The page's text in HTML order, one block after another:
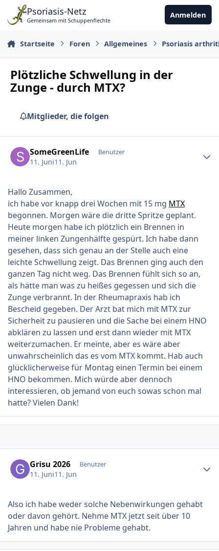
Zu Inhalt springen
Psoriasis-Netz
Gemeinsam mit Schuppenflechte
Anmelden
Startseite Foren Allgemeines Psoriasis
Plötzliche Schwellung in der
Zunge - durch MTX?
Mitglieder, die folgen
SomeGreenLife Benutzer
11. Juni11. Jun
Hallo Zusammen,
ich habe vor knapp drei Wochen mit 15 mg MTX
begonnen. Morgen wäre die dritte Spritze geplant.
Heute morgen habe ich plötzlich ein Brennen in
meiner linken Zungenhälfte gespürt. Ich habe dann
gesehen, dass sich genau an der Stelle auch eine
leichte Schwellung zeigt. Das Brennen ging auch den
ganzen Tag nicht weg. Das Brennen fühlt sich so an,
als hätte man was zu heißes gegessen und sich die
Zunge verbrannt. In der Rheumapraxis hab ich
Bescheid gegeben. Der Arzt bat mich mit MTX zur
Sicherheit zu pausieren und die Sache bei einem HNO
abklären zu lassen und erst dann wieder mit MTX
weiterzumachen. Er meinte, aber es wäre aber
unwahrscheinlich das es vom MTX kommt. Hab auch
glücklicherweise für Montag einen Termin bei einem
HNO bekommen. Mich würde aber dennoch
interessieren, ob jemand von euch sowas schon mal
hatte? Vielen Dank!
Grisu 2026 Benutzer
11. Juni11. Jun
Also ich habe weder solche Nebenwirkungen gehabt
oder davon gehört. Nehme MTX jetzt seit über 10
Jahren und habe nie Probleme gehabt.